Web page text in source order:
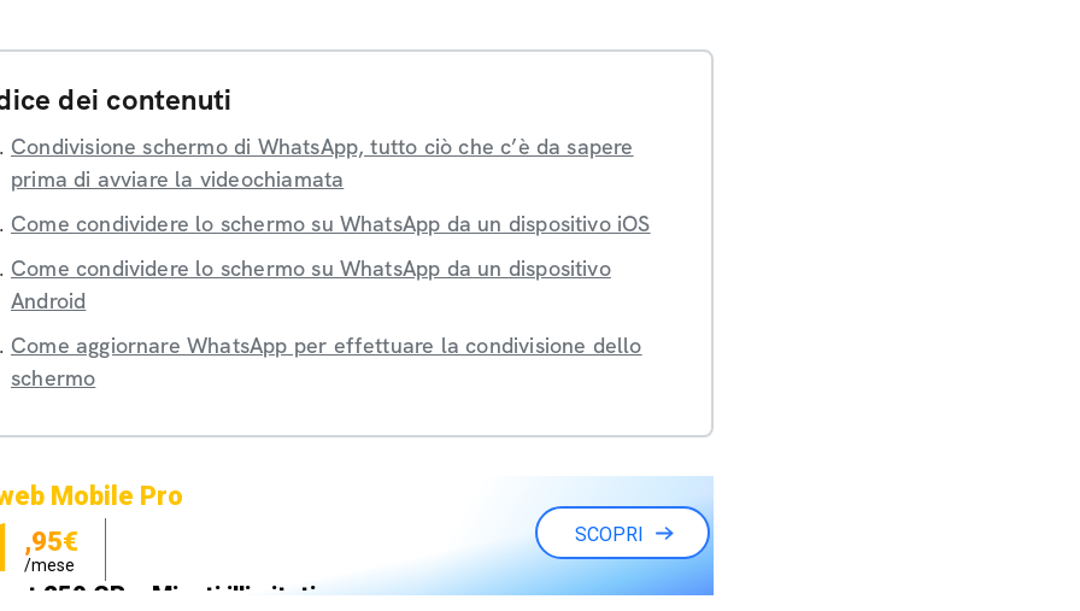
dei contenuti
Condivisione schermo di WhatsApp, tutto ciò che c’è da sapere
prima di avviare la videochiamata
Come condividere lo schermo su WhatsApp da un dispositivo iOS
Come condividere lo schermo su WhatsApp da un dispositivo
Android
Come aggiornare WhatsApp per effettuare la condivisione dello
schermo
Mobile Pro
,95€
/mese
250 GB e Minuti illimitati
SCOPRI